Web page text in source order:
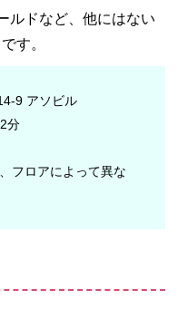
ルドなど、他にはない
す。
9 アソビル
分
フロアによって異な